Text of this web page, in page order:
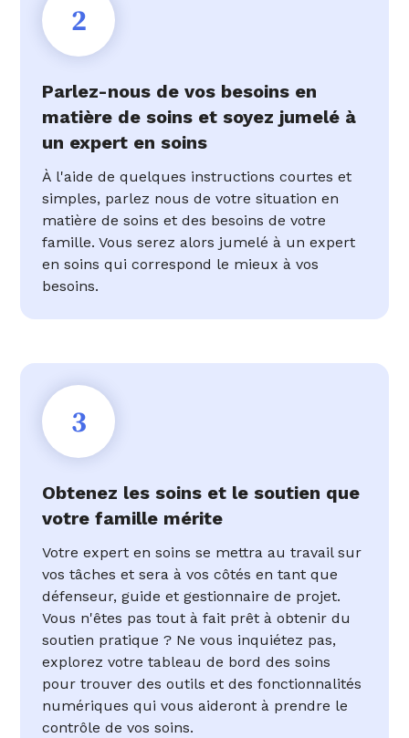
2
Parlez-nous de vos besoins en
matière de soins et soyez jumelé à
un expert en soins
À l'aide de quelques instructions courtes et
simples, parlez nous de votre situation en
matière de soins et des besoins de votre
famille. Vous serez alors jumelé à un expert
en soins qui correspond le mieux à vos
besoins.
3
Obtenez les soins et le soutien que
votre famille mérite
Votre expert en soins se mettra au travail sur
vos tâches et sera à vos côtés en tant que
défenseur, guide et gestionnaire de projet.
Vous n'êtes pas tout à fait prêt à obtenir du
soutien pratique ? Ne vous inquiétez pas,
explorez votre tableau de bord des soins
pour trouver des outils et des fonctionnalités
numériques qui vous aideront à prendre le
contrôle de vos soins.